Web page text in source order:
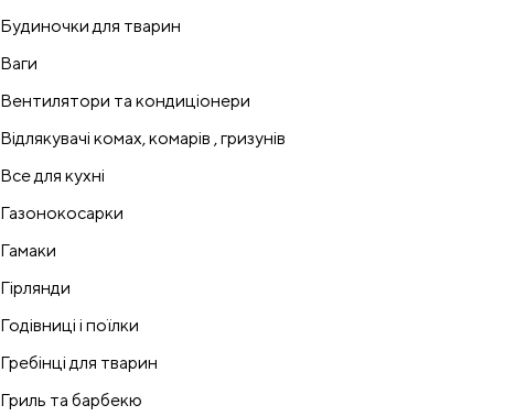
Будиночки для тварин
Ваги
Вентилятори та кондиціонери
Відлякувачі комах, комарів , гризунів
Все для кухні
Газонокосарки
Гамаки
Гірлянди
Годівниці і поїлки
Гребінці для тварин
Гриль та барбекю